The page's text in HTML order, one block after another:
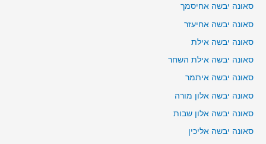
סאונה יבשה אחיסמך
סאונה יבשה אחיעזר
סאונה יבשה אילת
סאונה יבשה אילת השחר
סאונה יבשה איתמר
סאונה יבשה אלון מורה
סאונה יבשה אלון שבות
סאונה יבשה אליכין